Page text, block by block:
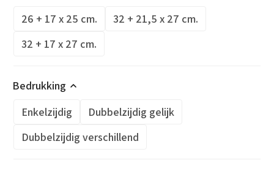
26 + 17 x 25 cm.
32 + 21,5 x 27 cm.
32 + 17 x 27 cm.
Bedrukking
Enkelzijdig
Dubbelzijdig gelijk
Dubbelzijdig verschillend